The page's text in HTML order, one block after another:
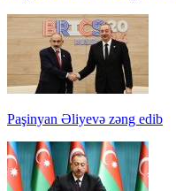
Paşinyan Əliyevə zəng edib